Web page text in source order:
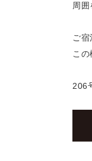
周
ご
こ
206